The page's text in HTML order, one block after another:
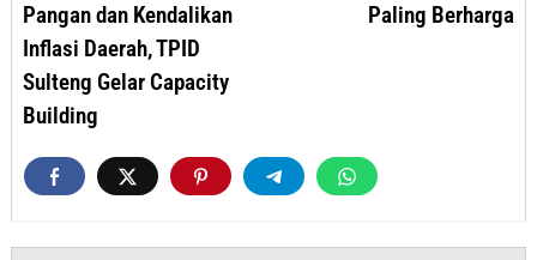
Pangan dan Kendalikan
Inflasi Daerah, TPID
Sulteng Gelar Capacity
Building
Paling Berharga